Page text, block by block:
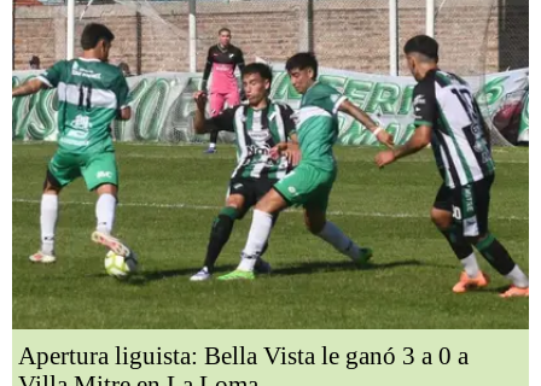
Apertura liguista: Bella Vista le ganó 3 a 0 a